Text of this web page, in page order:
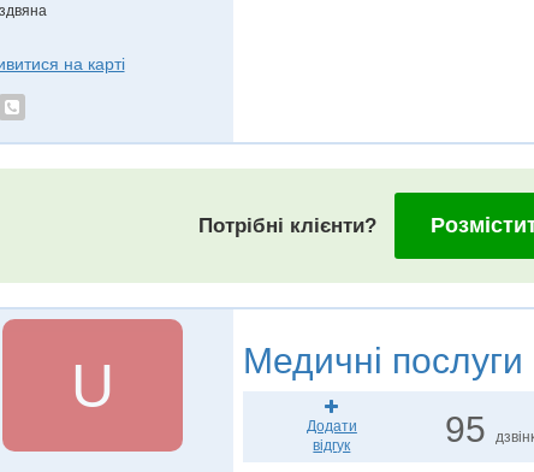
на карті
Потрібні клієнти?
U Медичні послуги
Додати
відгук
95